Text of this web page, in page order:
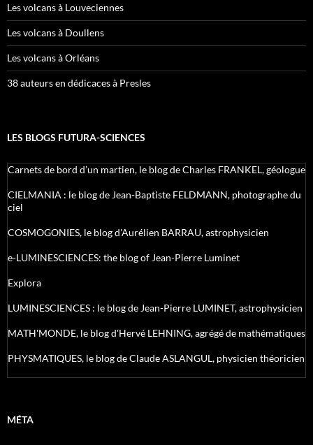
Les volcans à Louveciennes
Les volcans à Doullens
Les volcans à Orléans
38 auteurs en dédicaces à Presles
LES BLOGS FUTURA-SCIENCES
Carnets de bord d’un martien, le blog de Charles FRANKEL, géologue
CIELMANIA : le blog de Jean-Baptiste FELDMANN, photographe du
ciel
COSMOGONIES, le blog d'Aurélien BARRAU, astrophysicien
e-LUMINESCIENCES: the blog of Jean-Pierre Luminet
Explora
LUMINESCIENCES : le blog de Jean-Pierre LUMINET, astrophysicien
MATH'MONDE, le blog d'Hervé LEHNING, agrégé de mathématiques
PHYSMATIQUES, le blog de Claude ASLANGUL, physicien théoricien
MÉTA